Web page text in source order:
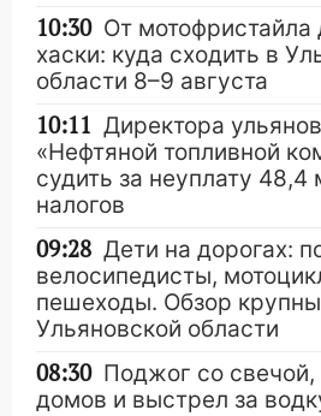
10:30 От мотофристайла
хаски: куда сходить в
области 8–9 августа
10:11 Директора
«Нефтяной топливной
судить за неуплату 48,4
налогов
09:28 Дети на дорогах:
велосипедисты,
пешеходы. Обзор
Ульяновской области
08:30 Поджог со свечой,
домов и выстрел за